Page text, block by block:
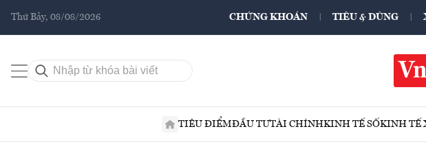
Thứ Bảy, 08/08/2026 CHỨNG KHOÁN TIÊU & DÙNG
TIÊU ĐIỂMĐẦU TƯTÀI CHÍNHKINH TẾ SỐKINH TẾ